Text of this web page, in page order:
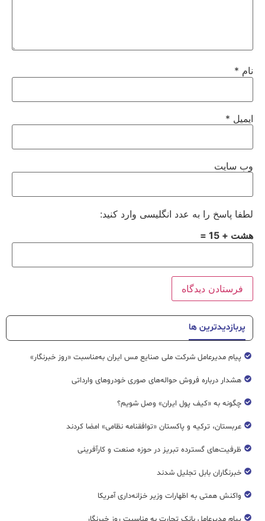
نام *
ایمیل *
وب‌ سایت
لطفا پاسخ را به عدد انگلیسی وارد کنید:
هشت + 15 =
پربازدیدترین ها
پیام مدیرعامل شرکت ملی صنایع مس ایران به‌مناسبت «روز خبرنگار»
هشدار درباره فروش حواله‌های صوری خودروهای وارداتی
چگونه به «کیف پول ایران» وصل شویم؟
عربستان، ترکیه و پاکستان «توافقنامه نظامی» امضا کردند
ظرفیت‌های گسترده‌ تبریز در حوزه صنعت و کارآفرینی
خبرنگاران بابل تجلیل شدند
واکنش همتی به اظهارات وزیر خزانه‌داری آمریکا